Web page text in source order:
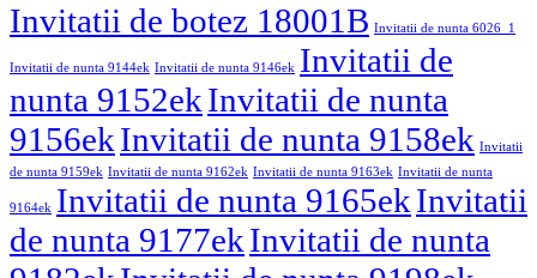
Invitatii de botez 18001B Invitatii de nunta 6026_1
Invitatii de nunta 9144ek Invitatii de nunta 9146ek Invitatii de
nunta 9152ekInvitatii de nunta
9156ekInvitatii de nunta 9158ek Invitatii
de nunta 9159ek Invitatii de nunta 9162ek Invitatii de nunta 9163ek Invitatii de nunta
9164ek Invitatii de nunta 9165ekInvitatii
de nunta 9177ekInvitatii de nunta